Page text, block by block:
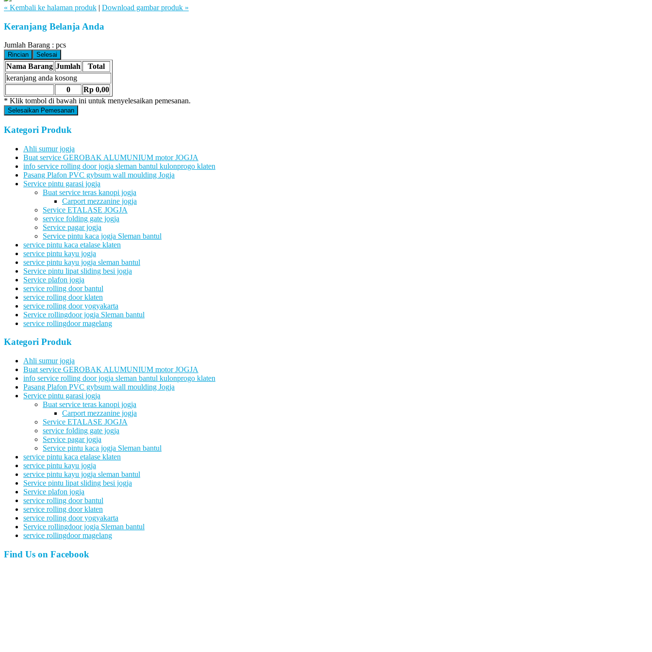
« Kembali ke halaman produk | Download gambar produk »
Keranjang Belanja Anda
Jumlah Barang : pcs
Rincian Selesai
Nama Barang Jumlah Total
0 Rp 0,00
keranjang anda kosong
* Klik tombol di bawah ini untuk menyelesaikan pemesanan.
Selesaikan Pemesanan
Kategori Produk
Ahli sumur jogja
Buat service GEROBAK ALUMUNIUM motor JOGJA
info service rolling door jogja sleman bantul kulonprogo klaten
Pasang Plafon PVC gybsum wall moulding Jogja
Service pintu garasi jogja
Buat service teras kanopi jogja
Carport mezzanine jogja
Service ETALASE JOGJA
service folding gate jogja
Service pagar jogja
Service pintu kaca jogja Sleman bantul
service pintu kaca etalase klaten
service pintu kayu jogja
service pintu kayu jogja sleman bantul
Service pintu lipat sliding besi jogja
Service plafon jogja
service rolling door bantul
service rolling door klaten
service rolling door yogyakarta
Service rollingdoor jogja Sleman bantul
service rollingdoor magelang
Kategori Produk
Ahli sumur jogja
Buat service GEROBAK ALUMUNIUM motor JOGJA
info service rolling door jogja sleman bantul kulonprogo klaten
Pasang Plafon PVC gybsum wall moulding Jogja
Service pintu garasi jogja
Buat service teras kanopi jogja
Carport mezzanine jogja
Service ETALASE JOGJA
service folding gate jogja
Service pagar jogja
Service pintu kaca jogja Sleman bantul
service pintu kaca etalase klaten
service pintu kayu jogja
service pintu kayu jogja sleman bantul
Service pintu lipat sliding besi jogja
Service plafon jogja
service rolling door bantul
service rolling door klaten
service rolling door yogyakarta
Service rollingdoor jogja Sleman bantul
service rollingdoor magelang
Find Us on Facebook